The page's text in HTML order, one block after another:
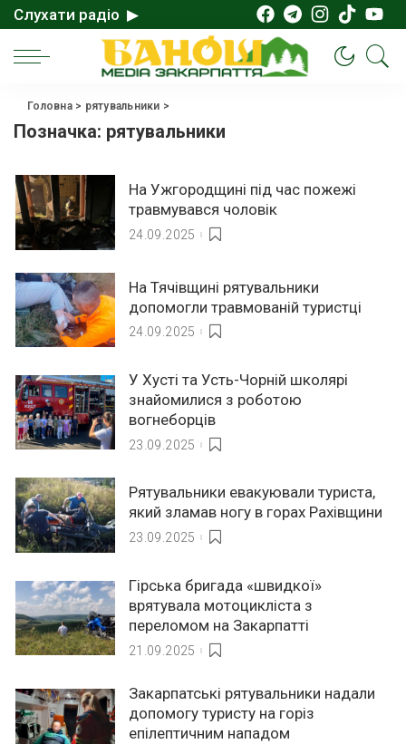
Слухати радіо ▶
Головна> рятувальники >
Позначка: рятувальники
На Ужгородщині під час пожежі
травмувався чоловік
24.09.2025
На Тячівщині рятувальники
допомогли травмованій туристці
24.09.2025
У Хусті та Усть-Чорній школярі
знайомилися з роботою
вогнеборців
23.09.2025
Рятувальники евакуювали туриста,
який зламав ногу в горах Рахівщини
23.09.2025
Гірська бригада «швидкої»
врятувала мотоцикліста з
переломом на Закарпатті
21.09.2025
Закарпатські рятувальники надали
допомогу туристу на горіз
епілептичним нападом